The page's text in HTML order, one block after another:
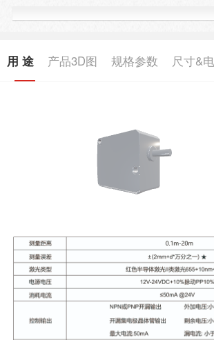
用 途 产品3D图 规格参数 尺寸&